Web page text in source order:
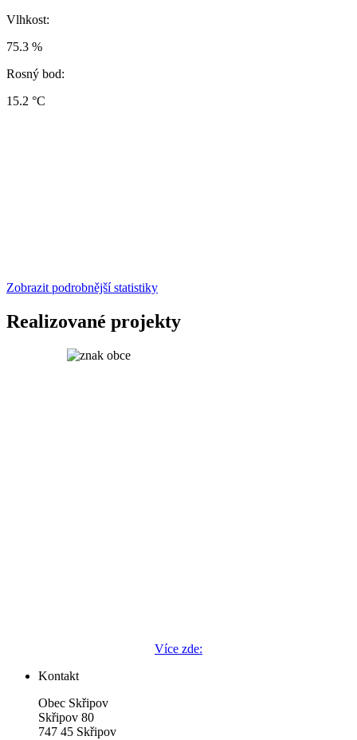
Vlhkost:
75.3 %
Rosný bod:
15.2 °C
Zobrazit podrobnější statistiky
Realizované projekty
Více zde:
Kontakt
Obec Skřipov
Skřipov 80
747 45 Skřipov